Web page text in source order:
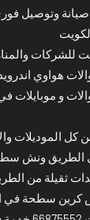
وتوصيل
للشركات
هواوي
و موبايلات
الموديلات
ونش
ثقيلة من
سطحة في